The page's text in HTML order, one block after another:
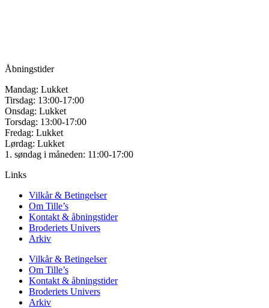
Åbningstider
Mandag: Lukket
Tirsdag: 13:00-17:00
Onsdag: Lukket
Torsdag: 13:00-17:00
Fredag: Lukket
Lørdag: Lukket
1. søndag i måneden: 11:00-17:00
Links
Vilkår & Betingelser
Om Tille’s
Kontakt & åbningstider
Broderiets Univers
Arkiv
Vilkår & Betingelser
Om Tille’s
Kontakt & åbningstider
Broderiets Univers
Arkiv